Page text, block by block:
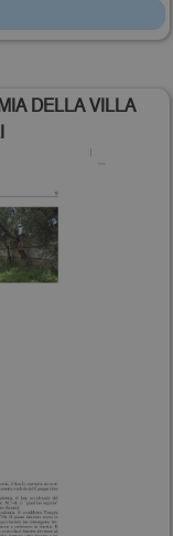
DELLA VILLA